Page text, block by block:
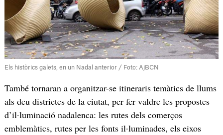
Els històrics galets, en un Nadal anterior / Foto: AjBCN
També tornaran a organitzar-se itineraris temàtics de llums
als deu districtes de la ciutat, per fer valdre les propostes
d’il·luminació nadalenca: les rutes dels comerços
emblemàtics, rutes per les fonts il·luminades, els eixos